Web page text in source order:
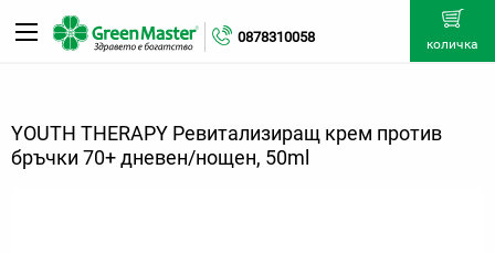
0878310058 количка
YOUTH THERAPY Ревитализиращ крем против
бръчки 70+ дневен/нощен, 50ml